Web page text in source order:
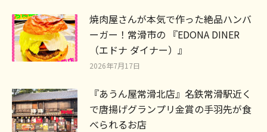
焼肉屋さんが本気で作った絶品ハンバ
ーガー！常滑市の 『EDONA DINER
（エドナ ダイナー）』
2026年7月17日
『あうん屋常滑北店』名鉄常滑駅近く
で唐揚げグランプリ金賞の手羽先が食
べられるお店